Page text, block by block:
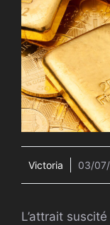
Victoria 03/
L’attrait